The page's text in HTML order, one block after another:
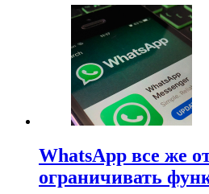
WhatsApp все же
ограничивать